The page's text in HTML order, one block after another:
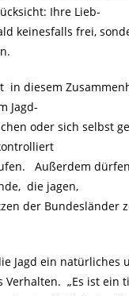
Ihre Lieb-
keinesfalls frei,
in diesem
Jagd-
oder sich selbst
Außerdem
die jagen,
der Bundesländer
Jagd ein natürliches
Verhalten. „Es ist ein